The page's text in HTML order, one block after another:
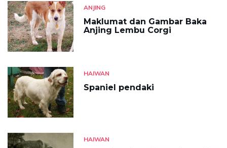
ANJING
Maklumat dan Gambar Baka
Anjing Lembu Corgi
HAIWAN
Spaniel pendaki
HAIWAN